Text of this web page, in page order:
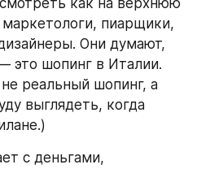
как на верхнюю
пиарщики,
Они думают,
это шопинг в Италии.
реальный шопинг, а
выглядеть, когда
с деньгами,